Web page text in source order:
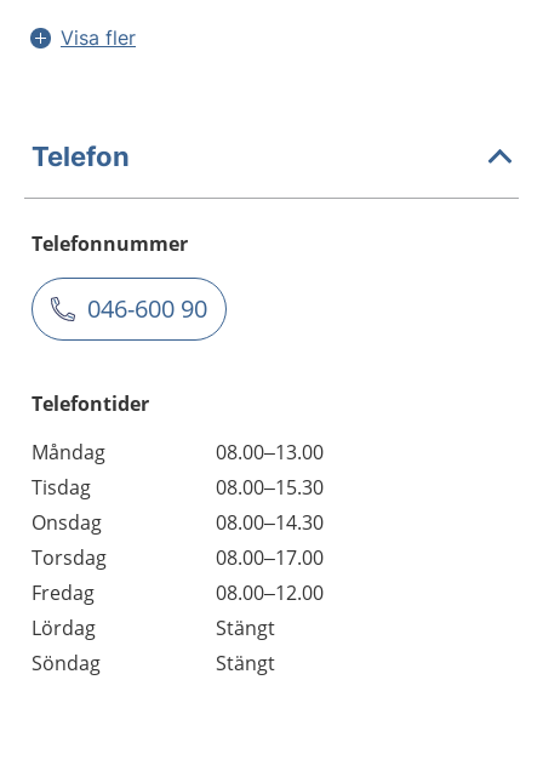
Visa fler
Telefon
Telefonnummer
046-600 90
Telefontider
Måndag
08.00–13.00
Tisdag
08.00–15.30
Onsdag
08.00–14.30
Torsdag
08.00–17.00
Fredag
08.00–12.00
Lördag
Stängt
Söndag
Stängt